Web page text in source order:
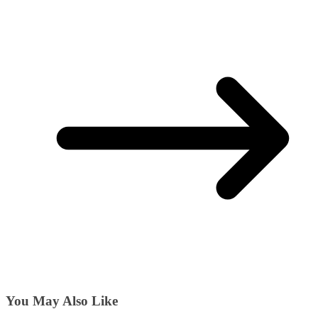
You May Also Like